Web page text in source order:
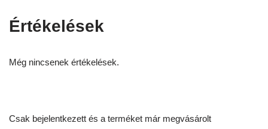
Értékelések
Még nincsenek értékelések.
Csak bejelentkezett és a terméket már megvásárolt